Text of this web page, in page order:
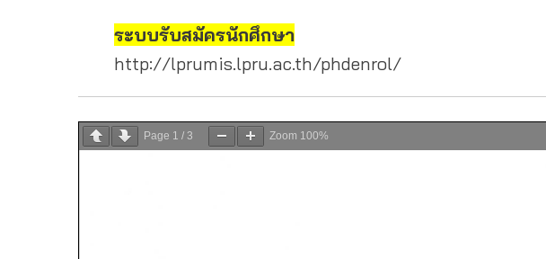
ระบบรับสมัครนักศึกษา
http://lprumis.lpru.ac.th/phdenrol/
Page 1 / 3 Zoom 100%